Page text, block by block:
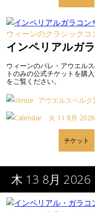
ウィーンのクラシックコ
インペリアルガ
ウィーンのパレ・アウエル
トのみの公式チケットを購
をご覧ください。
アウエルスペルク
火 11 8月
チケット
木 13 8月 2026